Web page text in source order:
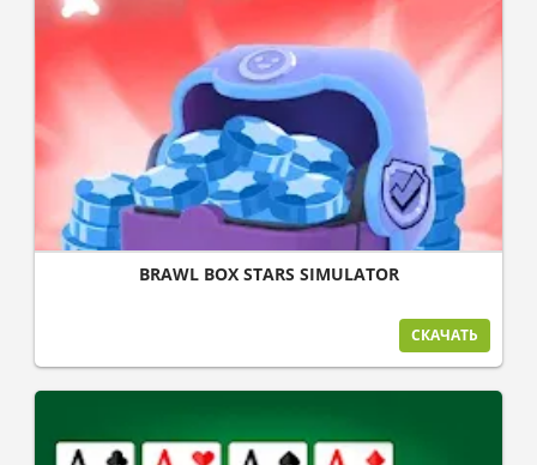
BRAWL BOX STARS SIMULATOR
СКАЧАТЬ